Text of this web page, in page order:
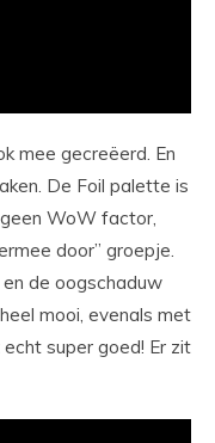
mee gecreëerd. En
De Foil palette is
WoW factor,
door” groepje.
de oogschaduw
mooi, evenals met
super goed! Er zit